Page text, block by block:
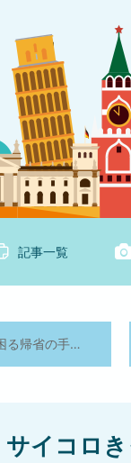
記事一覧
産。今回はコレにしました！
イコロ